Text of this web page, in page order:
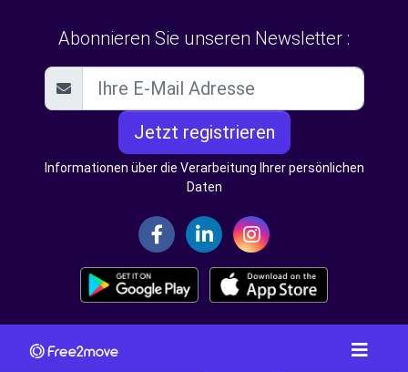
Abonnieren Sie unseren Newsletter :
Jetzt registrieren
Informationen über die Verarbeitung Ihrer persönlichen
Daten